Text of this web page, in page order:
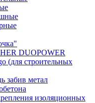
DUOPOWER
(для строительных
забив метал
изоляционных